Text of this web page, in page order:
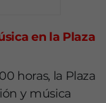
en la Plaza
horas, la Plaza
y música